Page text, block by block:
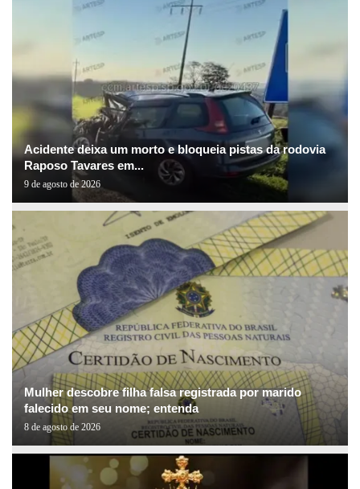
Acidente deixa um morto e bloqueia pistas da rodovia
Raposo Tavares em...
9 de agosto de 2026
Mulher descobre filha falsa registrada por marido
falecido em seu nome; entenda
8 de agosto de 2026